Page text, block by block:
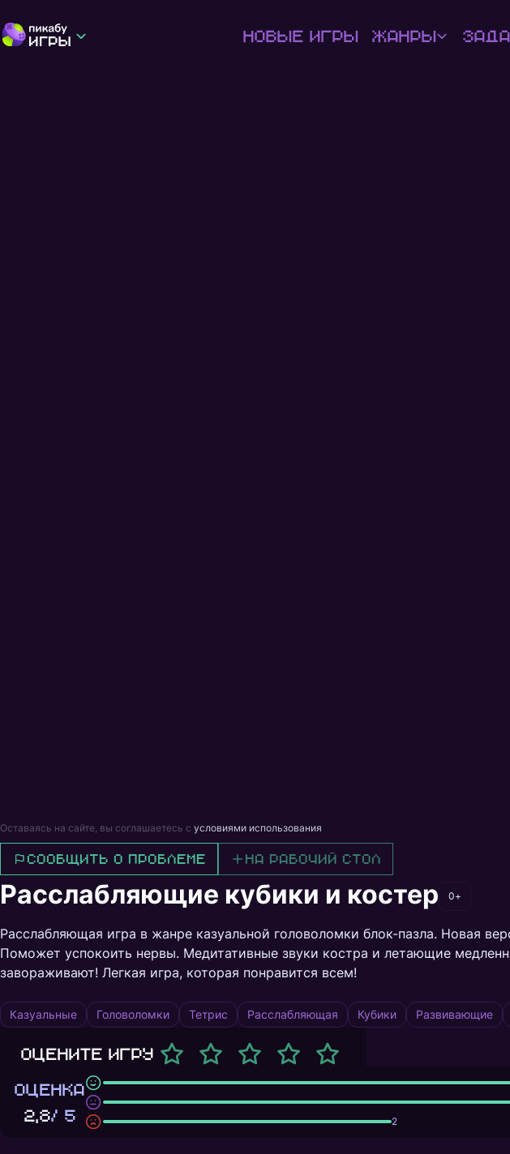
Новые игры Жанры
Оставаясь на сайте, вы соглашаетесь с условиями использования
Сообщить о проблеме На рабочий стол
Расслабляющие кубики и костер 0+
Расслабляющая игра в жанре казуальной головоломки блок-пазла. Новая
Поможет успокоить нервы. Медитативные звуки костра и летающие
завораживают! Легкая игра, которая понравится всем!
Казуальные Головоломки Тетрис Расслабляющая Кубики Развивающие
Оцените игру
ОЦЕНКА
2,8/ 5
2